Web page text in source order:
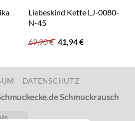
Liebeskind Kette LJ-0080-
N-45
69,90€ Ursprünglicher
Preis
69,90 €
41,94€Aktueller
41,94 €.
DATENSCHUTZ
Schmuckrausch